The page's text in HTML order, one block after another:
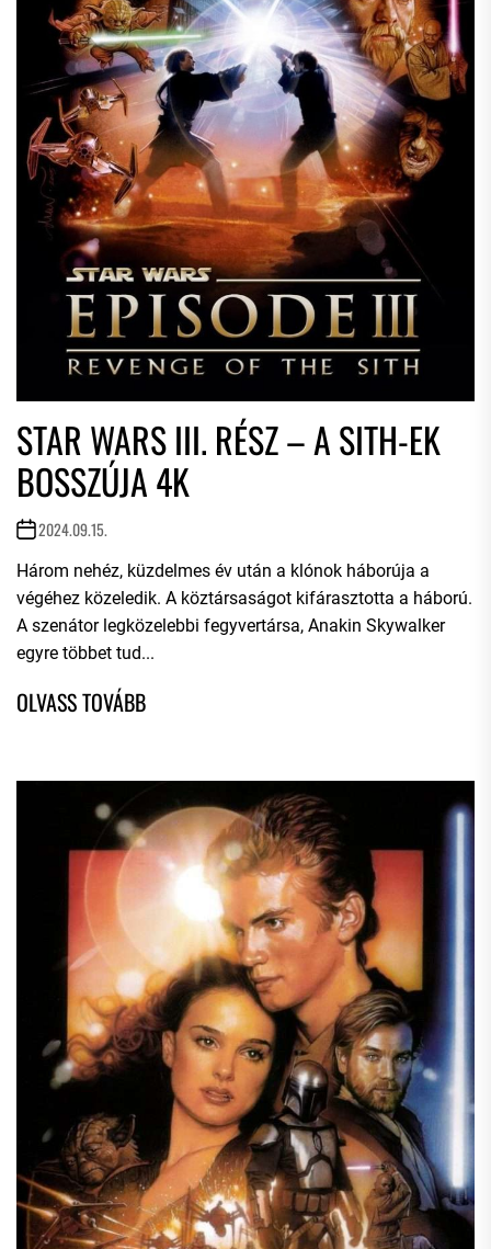
STAR WARS III. RÉSZ – A SITH-EK
BOSSZÚJA 4K
2024.09.15.
Három nehéz, küzdelmes év után a klónok háborúja a
végéhez közeledik. A köztársaságot kifárasztotta a háború.
A szenátor legközelebbi fegyvertársa, Anakin Skywalker
egyre többet tud...